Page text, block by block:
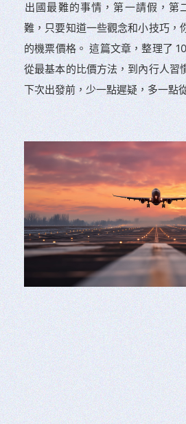
出國最難的事情，第一請假，第
難，只要知道一些觀念和小技巧，
的機票價格。 這篇文章，整理了
從最基本的比價方法，到內行人習
下次出發前，少一點遲疑，多一點